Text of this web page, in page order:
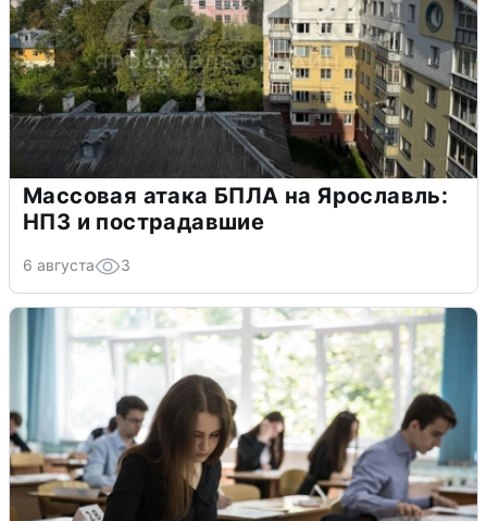
Массовая атака БПЛА на Ярославль:
НПЗ и пострадавшие
6 августа 3